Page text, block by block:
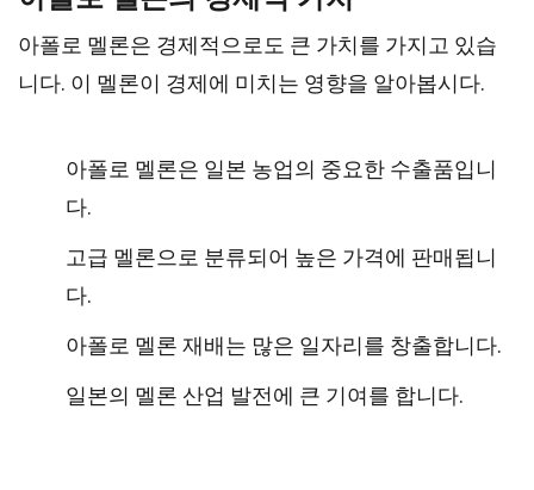
아폴로 멜론은 경제적으로도 큰 가치를 가지고 있습
니다. 이 멜론이 경제에 미치는 영향을 알아봅시다.
아폴로 멜론은 일본 농업의 중요한 수출품입니
다.
고급 멜론으로 분류되어 높은 가격에 판매됩니
다.
아폴로 멜론 재배는 많은 일자리를 창출합니다.
일본의 멜론 산업 발전에 큰 기여를 합니다.